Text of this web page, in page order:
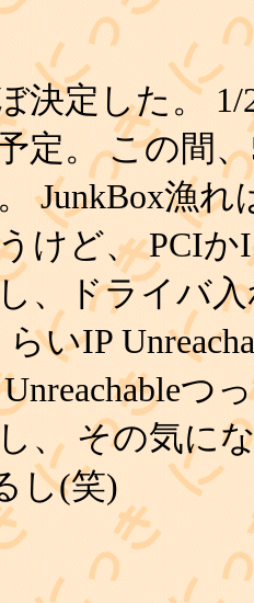
決定した。
定。 この間
JunkBox漁
けど、 PCI
、ドライバ
いIP
つ
、 その気に
し(笑)